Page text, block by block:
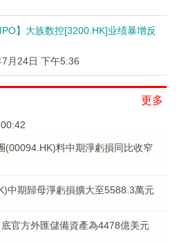
IPO】大族数控[3200.HK]业绩暴增反
月24日 下午5:36
更多
(00094.HK)料中期淨虧損同比收窄
中期歸母淨虧損擴大至5588.3萬元
官方外匯儲備資產為4478億美元